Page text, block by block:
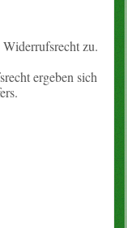
zu.
ergeben sich